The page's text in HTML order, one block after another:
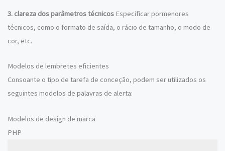
3. clareza dos parâmetros técnicos Especificar pormenores
técnicos, como o formato de saída, o rácio de tamanho, o modo de
cor, etc.
Modelos de lembretes eficientes
Consoante o tipo de tarefa de conceção, podem ser utilizados os
seguintes modelos de palavras de alerta:
Modelos de design de marca
PHP